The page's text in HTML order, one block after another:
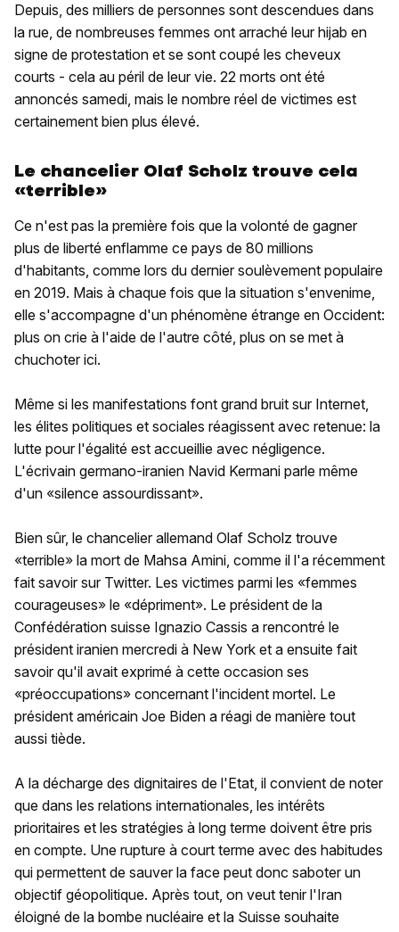
Depuis, des milliers de personnes sont descendues dans
la rue, de nombreuses femmes ont arraché leur hijab en
signe de protestation et se sont coupé les cheveux
courts - cela au péril de leur vie. 22 morts ont été
annoncés samedi, mais le nombre réel de victimes est
certainement bien plus élevé.
Le chancelier Olaf Scholz trouve cela
«terrible»
Ce n'est pas la première fois que la volonté de gagner
plus de liberté enflamme ce pays de 80 millions
d'habitants, comme lors du dernier soulèvement populaire
en 2019. Mais à chaque fois que la situation s'envenime,
elle s'accompagne d'un phénomène étrange en Occident:
plus on crie à l'aide de l'autre côté, plus on se met à
chuchoter ici.
Même si les manifestations font grand bruit sur Internet,
les élites politiques et sociales réagissent avec retenue: la
lutte pour l'égalité est accueillie avec négligence.
L'écrivain germano-iranien Navid Kermani parle même
d'un «silence assourdissant».
Bien sûr, le chancelier allemand Olaf Scholz trouve
«terrible» la mort de Mahsa Amini, comme il l'a récemment
fait savoir sur Twitter. Les victimes parmi les «femmes
courageuses» le «dépriment». Le président de la
Confédération suisse Ignazio Cassis a rencontré le
président iranien mercredi à New York et a ensuite fait
savoir qu'il avait exprimé à cette occasion ses
«préoccupations» concernant l'incident mortel. Le
président américain Joe Biden a réagi de manière tout
aussi tiède.
A la décharge des dignitaires de l'Etat, il convient de noter
que dans les relations internationales, les intérêts
prioritaires et les stratégies à long terme doivent être pris
en compte. Une rupture à court terme avec des habitudes
qui permettent de sauver la face peut donc saboter un
objectif géopolitique. Après tout, on veut tenir l'Iran
éloigné de la bombe nucléaire et la Suisse souhaite